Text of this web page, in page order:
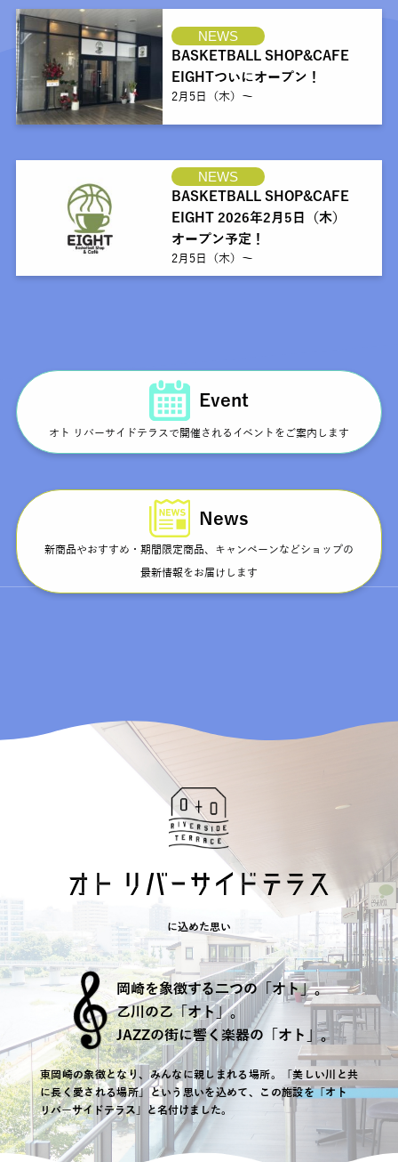
NEWS
BASKETBALL SHOP&CAFE
EIGHTついにオープン！
2月5日（木）～
NEWS
BASKETBALL SHOP&CAFE
EIGHT 2026年2月5日（木）
オープン予定！
2月5日（木）～
Event
オト リバーサイドテラスで開催されるイベントをご案内します
News
新商品やおすすめ・期間限定商品、キャンペーンなどショップの
最新情報をお届けします
に込めた思い
岡崎を象徴する二つの「オト」。
乙川の乙「オト」。
JAZZの街に響く楽器の「オト」。
東岡崎の象徴となり、みんなに親しまれる場所。「美しい川と共
に長く愛される場所」という思いを込めて、この施設を「オト
リバーサイドテラス」と名付けました。